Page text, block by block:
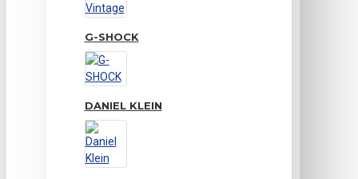
G-SHOCK
DANIEL KLEIN